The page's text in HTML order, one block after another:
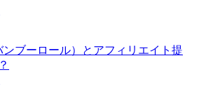
ブーロール）とアフィリエイト提